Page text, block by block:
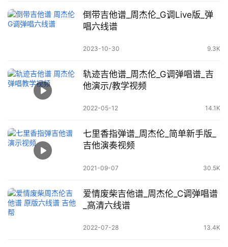
倒带吉他谱_周杰伦_G调Live版_弹
唱六线谱
2023-10-30 9.3K
轨迹吉他谱_周杰伦_G调弹唱谱_吉
他演示/教学视频
2022-05-12 14.1K
七里香指弹谱_周杰伦_简单新手版_
吉他演奏视频
2021-09-07 30.5K
爱情废柴吉他谱_周杰伦_C调弹唱谱
_高清六线谱
2022-07-28 13.4K